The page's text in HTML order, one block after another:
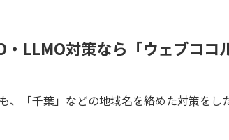
・LLMO対策なら「ウェブココ
、「千葉」などの地域名を絡めた対策を